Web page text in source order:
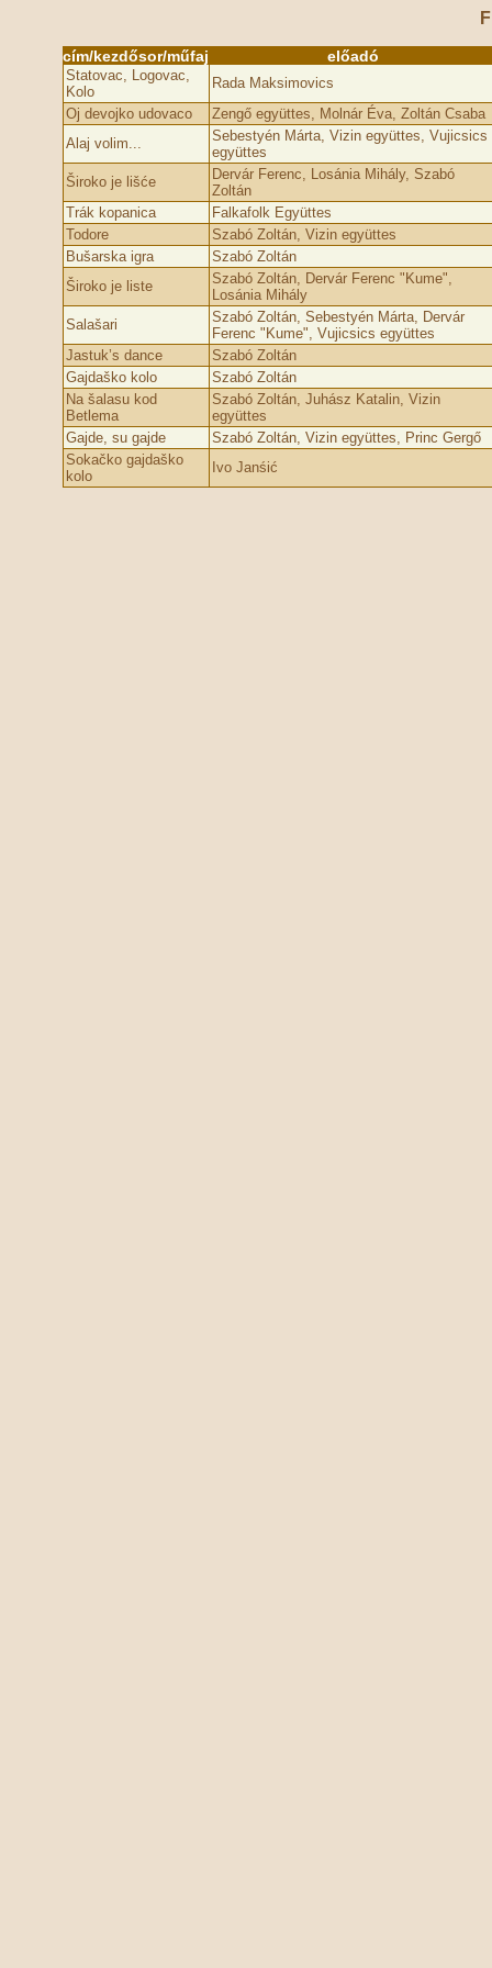
cím/kezdősor/műfaj előadó
Statovac, Logovac,
Kolo
Rada Maksimovics
Oj devojko udovaco
Zengő együttes, Molnár Éva, Zoltán Csaba
Alaj volim...
Sebestyén Márta, Vizin együttes, Vujicsics
együttes
Široko je lišće
Dervár Ferenc, Losánia Mihály, Szabó
Zoltán
Trák kopanica
Falkafolk Együttes
Todore
Szabó Zoltán, Vizin együttes
Bušarska igra
Szabó Zoltán
Široko je liste
Szabó Zoltán, Dervár Ferenc "Kume",
Losánia Mihály
Salašari
Szabó Zoltán, Sebestyén Márta, Dervár
Ferenc "Kume", Vujicsics együttes
Jastuk’s dance
Szabó Zoltán
Gajdaško kolo
Szabó Zoltán
Na šalasu kod
Betlema
Szabó Zoltán, Juhász Katalin, Vizin
együttes
Gajde, su gajde
Szabó Zoltán, Vizin együttes, Princ Gergő
Sokačko gajdaško
kolo
Ivo Janśić